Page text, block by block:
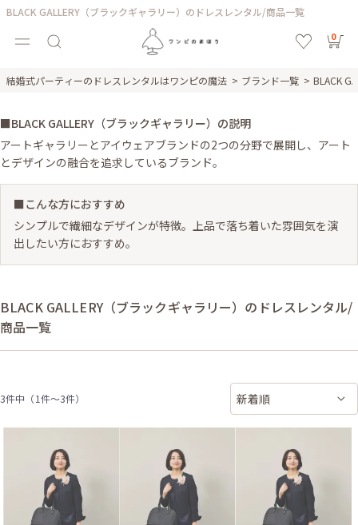
BLACK GALLERY（ブラックギャラリー）のドレスレンタル/商品一覧
0
結婚式パーティーのドレスレンタルはワンピの魔法 ブランド一覧 BLACK
■BLACK GALLERY（ブラックギャラリー）の説明
アートギャラリーとアイウェアブランドの2つの分野で展開し、アート
とデザインの融合を追求しているブランド。
■こんな方におすすめ
シンプルで繊細なデザインが特徴。上品で落ち着いた雰囲気を演
出したい方におすすめ。
BLACK GALLERY（ブラックギャラリー）のドレスレンタル/
商品一覧
3件中（1件〜3件）